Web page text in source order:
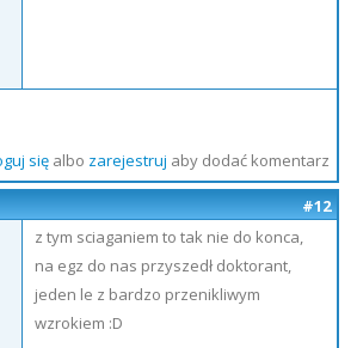
sięalbo zarejestruj aby dodać komentarz
#12
z tym sciaganiem to tak nie do konca,
na egz do nas przyszedł doktorant,
jeden le z bardzo przenikliwym
wzrokiem :D